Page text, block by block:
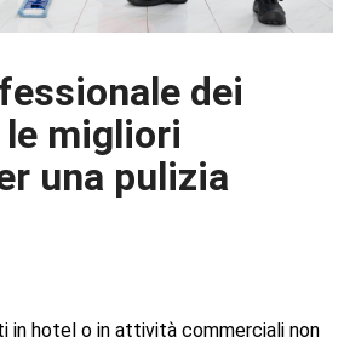
dei
migliori
una pulizia
in hotel o in attività commerciali non